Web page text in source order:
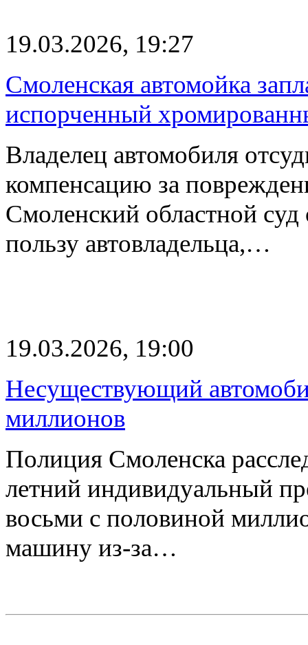
19.03.2026, 19:27
Смоленская автомойка
испорченный
Владелец автомобиля
компенсацию за
Смоленский областной
пользу автовладельца,…
19.03.2026, 19:00
Несуществующий
миллионов
Полиция Смоленска
летний индивидуальный
восьми с половиной
машину из-за…